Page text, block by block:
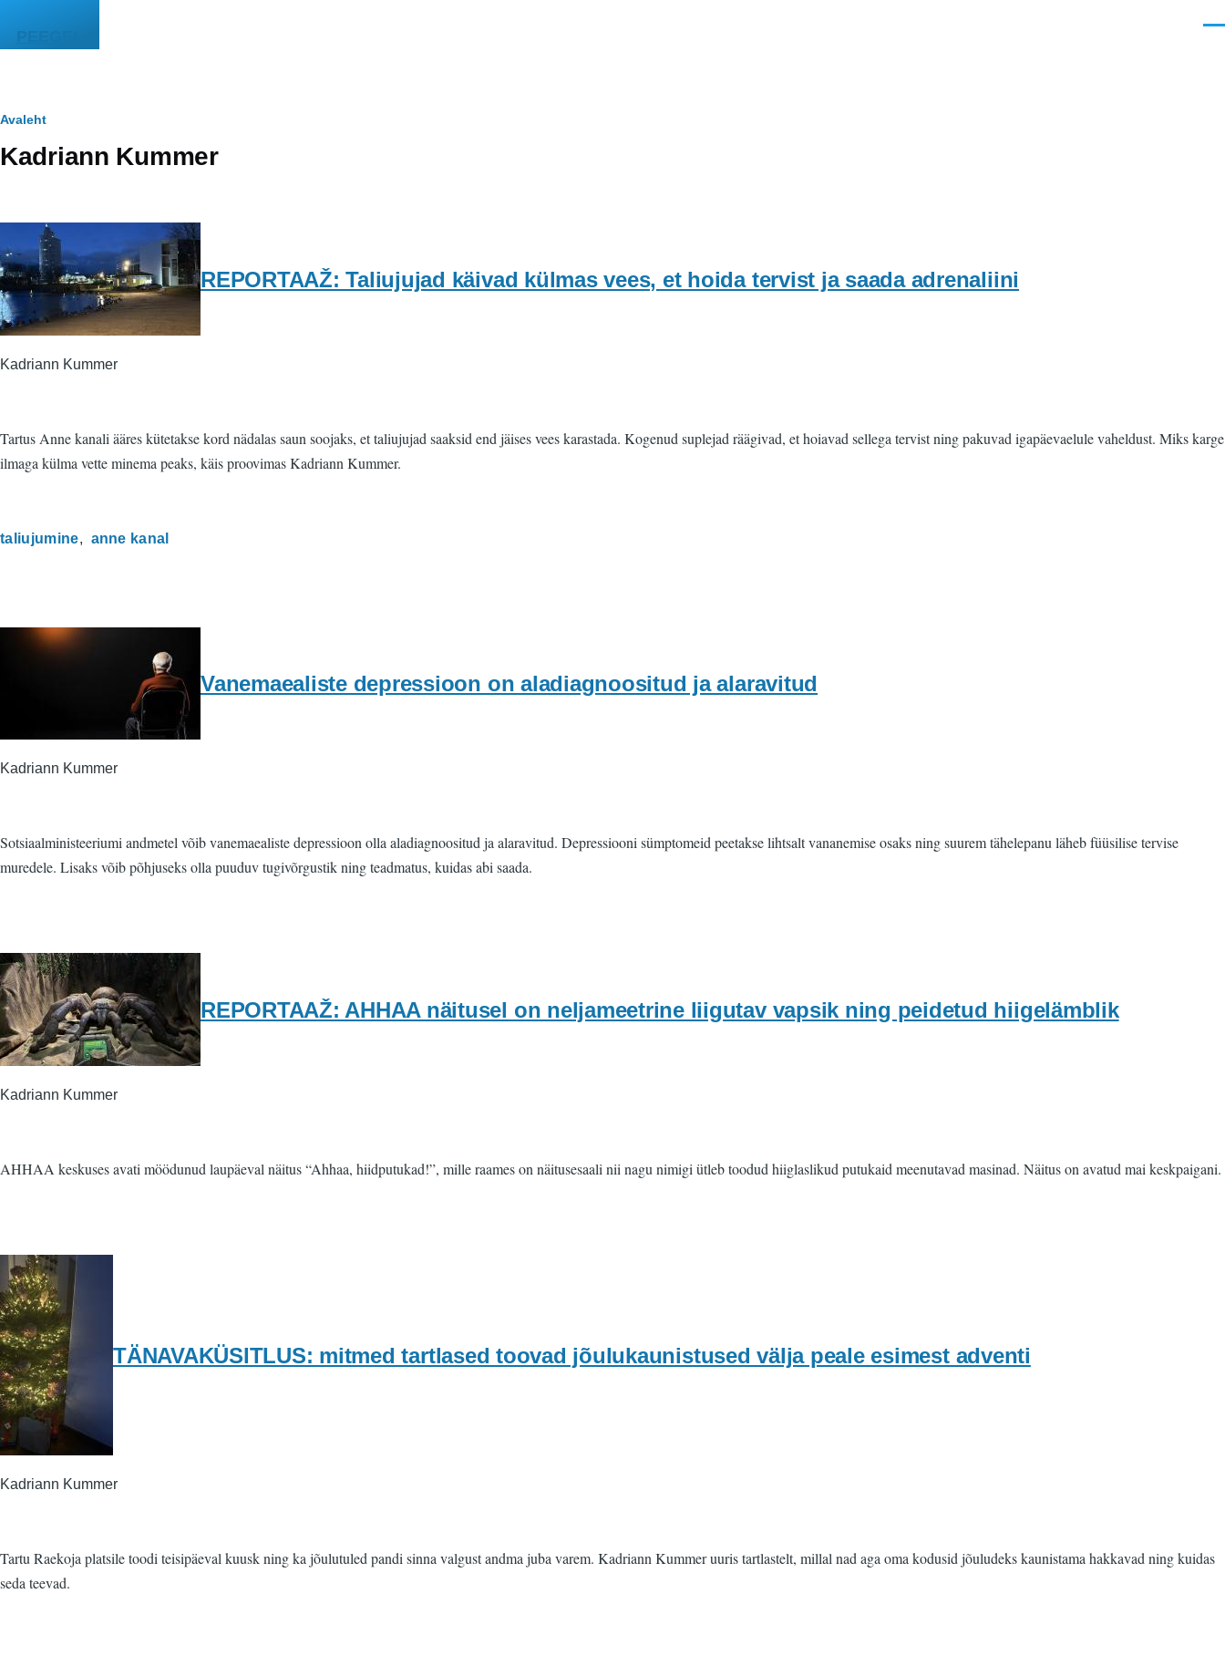
PEEGEL
Leivapuru
Avaleht
Kadriann Kummer
REPORTAAŽ: Taliujujad käivad külmas vees, et hoida tervist ja saada adrenaliini
Kadriann Kummer
Tartus Anne kanali ääres kütetakse kord nädalas saun soojaks, et taliujujad saaksid end jäises vees karastada. Kogenud suplejad räägivad, et hoiavad sellega tervist ning pakuvad igapäevaelule vaheldust. Miks karge
ilmaga külma vette minema peaks, käis proovimas Kadriann Kummer.
taliujumine anne kanal
Vanemaealiste depressioon on aladiagnoositud ja alaravitud
Kadriann Kummer
Sotsiaalministeeriumi andmetel võib vanemaealiste depressioon olla aladiagnoositud ja alaravitud. Depressiooni sümptomeid peetakse lihtsalt vananemise osaks ning suurem tähelepanu läheb füüsilise tervise
muredele. Lisaks võib põhjuseks olla puuduv tugivõrgustik ning teadmatus, kuidas abi saada.
REPORTAAŽ: AHHAA näitusel on neljameetrine liigutav vapsik ning peidetud hiigelämblik
Kadriann Kummer
AHHAA keskuses avati möödunud laupäeval näitus “Ahhaa, hiidputukad!”, mille raames on näitusesaali nii nagu nimigi ütleb toodud hiiglaslikud putukaid meenutavad masinad. Näitus on avatud mai keskpaigani.
TÄNAVAKÜSITLUS: mitmed tartlased toovad jõulukaunistused välja peale esimest adventi
Kadriann Kummer
Tartu Raekoja platsile toodi teisipäeval kuusk ning ka jõulutuled pandi sinna valgust andma juba varem. Kadriann Kummer uuris tartlastelt, millal nad aga oma kodusid jõuludeks kaunistama hakkavad ning kuidas
seda teevad.